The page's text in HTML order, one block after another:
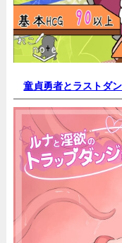
童貞勇者とラストダ